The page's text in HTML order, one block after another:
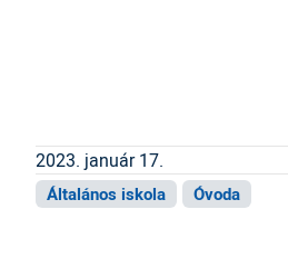
2023. január 17.
Általános iskola Óvoda